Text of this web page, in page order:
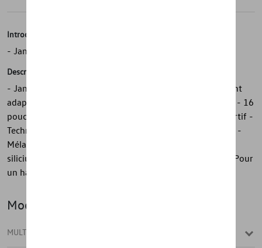
Introduction
- Jante alliage Volkswagen d'origine
Description
- Jante en alliage Volkswagen d'origine - Particulièrement
adaptée à une utilisation dans des conditions hivernales - 16
pouces - "Brest" en argent brillant - Design de jante sportif -
Technique de moulage sophistiquée - Excellente finition -
Mélange premium d'aluminium, de magnésium et de
silicium - Conçu selon Volkswagen Normes du groupe - Pour
un haut niveau de sécurité et de fonctionnalité
Modèle(s)
MULTIVAN